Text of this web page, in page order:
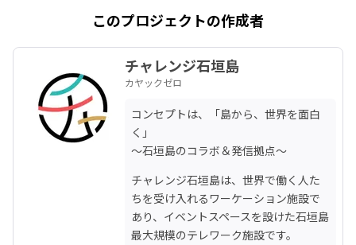
このプロジェクトの作成者
チャレンジ石垣島
カヤックゼロ
コンセプトは、「島から、世界を面白
く」
〜石垣島のコラボ＆発信拠点〜
チャレンジ石垣島は、世界で働く人た
ちを受け入れるワーケーション施設で
あり、イベントスペースを設けた石垣島
最大規模のテレワーク施設です。